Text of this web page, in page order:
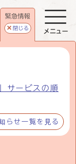
緊急情報
閉じる
サービスの順
らせ一覧を見る
メニュー